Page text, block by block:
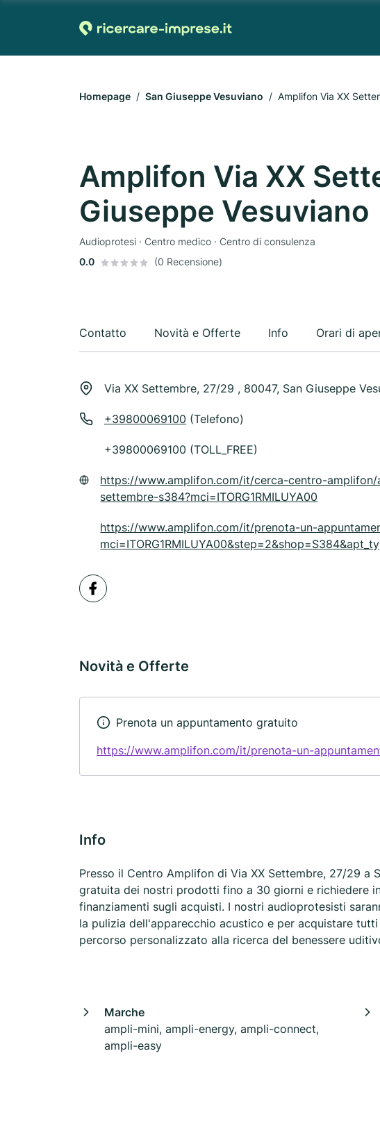
Homepage San Giuseppe Vesuviano Amplifon Via XX
Amplifon Via XX
Giuseppe Vesuviano
Audioprotesi · Centro medico · Centro di consulenza
0.0
(0 Recensione)
Contatto Novità e Offerte Info Orari di
Via XX Settembre, 27/29 , 80047, San Giuseppe
+39800069100 (Telefono)
+39800069100 (TOLL_FREE)
https://www.amplifon.com/it/cerca-centro-
settembre-s384?mci=ITORG1RMILUYA00
https://www.amplifon.com/it/prenota-un-
Novità e Offerte
Prenota un appuntamento gratuito
https://www.amplifon.com/it/prenota-un-
Info
Presso il Centro Amplifon di Via XX Settembre, 27/29 a
gratuita dei nostri prodotti fino a 30 giorni e richiedere
finanziamenti sugli acquisti. I nostri audioprotesisti
la pulizia dell'apparecchio acustico e per acquistare
percorso personalizzato alla ricerca del benessere
Marche
ampli-mini, ampli-energy, ampli-connect,
ampli-easy